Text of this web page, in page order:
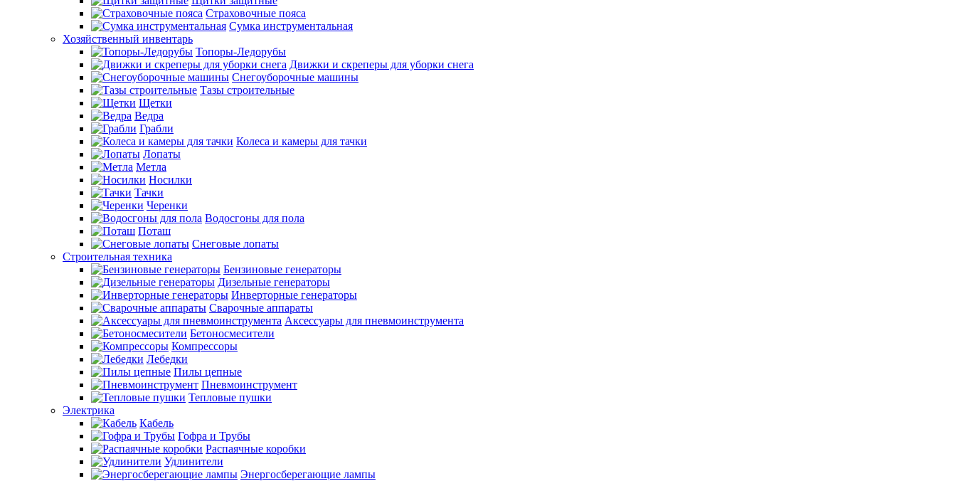
Страховочные пояса
Сумка инструментальная
Хозяйственный инвентарь
Топоры-Ледорубы
Движки и скреперы для уборки снега
Снегоуборочные машины
Тазы строительные
Щетки
Ведра
Грабли
Колеса и камеры для тачки
Лопаты
Метла
Носилки
Тачки
Черенки
Водосгоны для пола
Поташ
Снеговые лопаты
Строительная техника
Бензиновые генераторы
Дизельные генераторы
Инверторные генераторы
Сварочные аппараты
Аксессуары для пневмоинструмента
Бетоносмесители
Компрессоры
Лебедки
Пилы цепные
Пневмоинструмент
Тепловые пушки
Электрика
Кабель
Гофра и Трубы
Распаячные коробки
Удлинители
Энергосберегающие лампы